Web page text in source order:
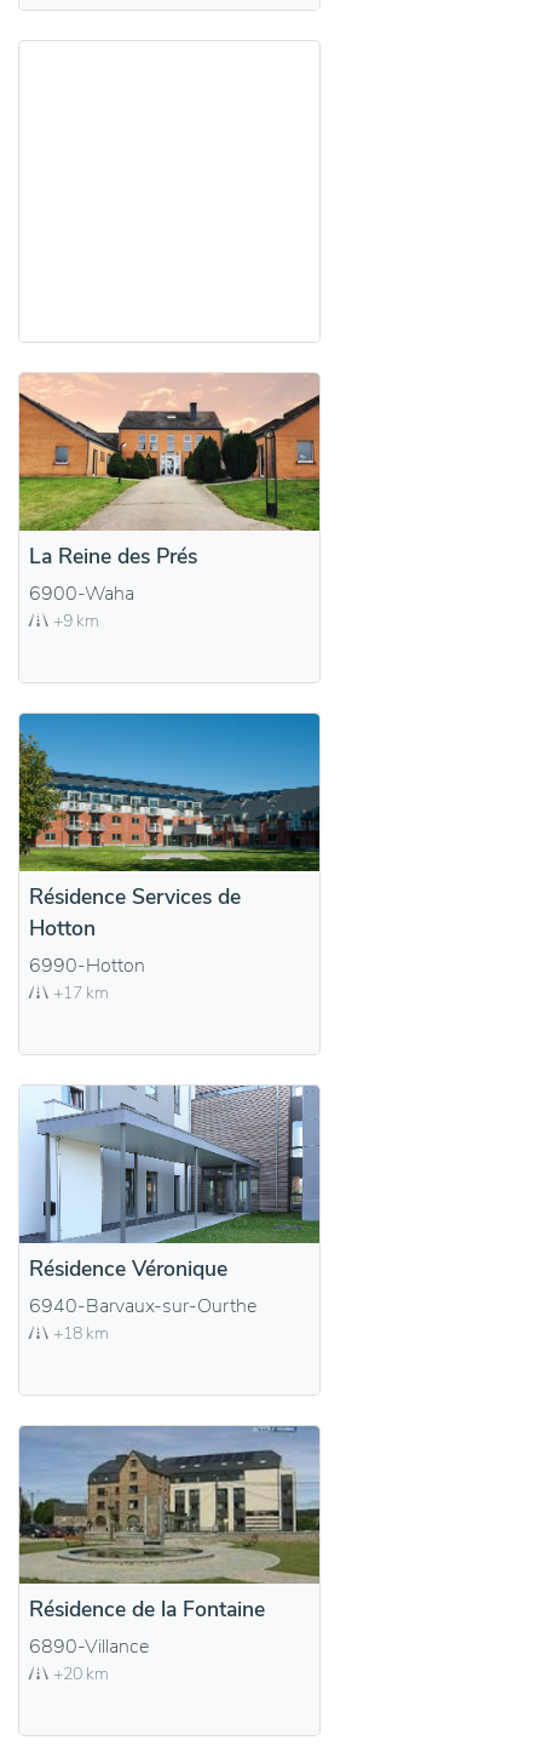
La Reine des Prés
6900-Waha
+9 km
Résidence Services de
Hotton
6990-Hotton
+17 km
Résidence Véronique
6940-Barvaux-sur-Ourthe
+18 km
Résidence de la Fontaine
6890-Villance
+20 km